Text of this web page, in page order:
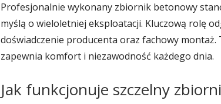
Profesjonalnie wykonany zbiornik betonowy
myślą o wieloletniej eksploatacji. Kluczową rolę
doświadczenie producenta oraz fachowy montaż.
zapewnia komfort i niezawodność każdego dnia.
Jak funkcjonuje szczelny